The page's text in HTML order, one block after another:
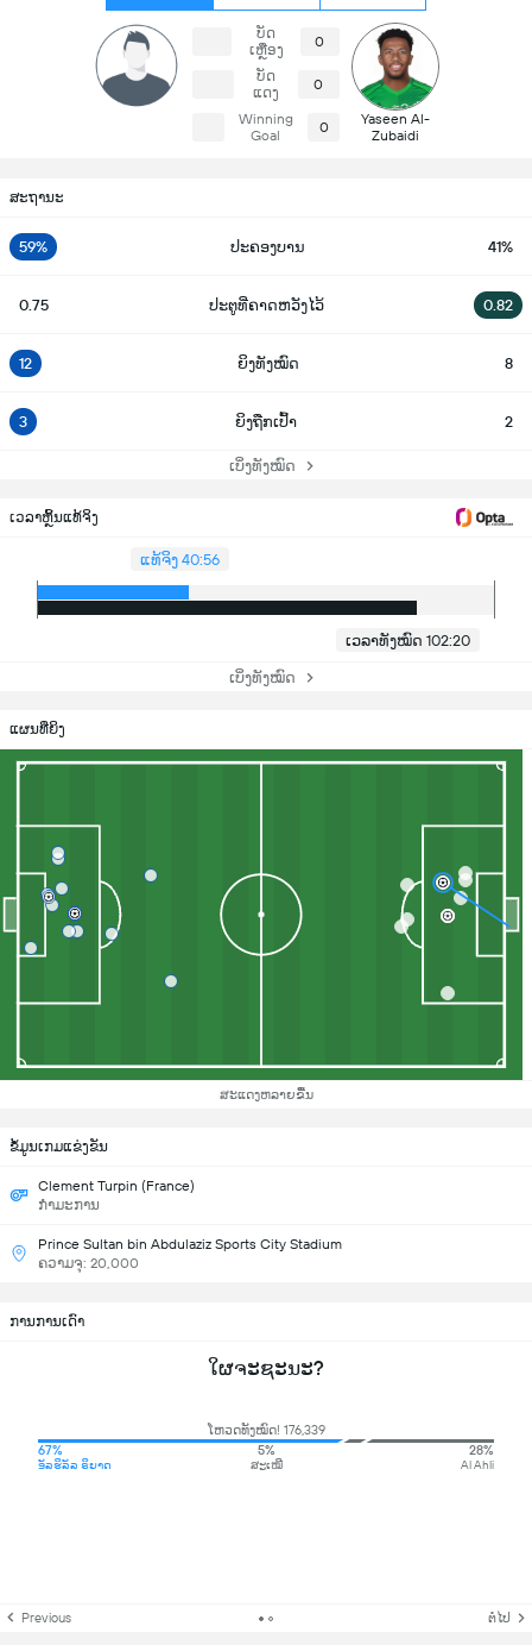
ບັດ
ເຫຼືອງ
0
ບັດ
ແດງ
0
Winning
Goal
0
Yaseen Al-
Zubaidi
ສະຖານະ
59% ປະຄອງບານ 41%
0.75 ປະຕູທີ່ຄາດຫວັງໄວ້ 0.82
12 ຍິງທັງໝົດ 8
3 ຍິງຖືກເປົ້າ 2
ເບິ່ງທັງໝົດ
ເວລາຫຼິ້ນແທ້ຈິງ
ແທ້ຈິງ 40:56
ເວລາທັງໝົດ 102:20
ເບິ່ງທັງໝົດ
ແຜນທີ່ຍິງ
ສະແດງຫລາຍຂື້ນ
ຂ້ໍມູນເກມແຂ່ງຂັນ
Clement Turpin (France)
ກຳມະການ
Prince Sultan bin Abdulaziz Sports City Stadium
ຄວາມຈຸ: 20,000
ການການເດົາ
ໃຜຈະຊະນະ?
ໂຫວດທັງໝົດ! 176,339
67%
ອັລຮິລັລ ຣິຍາດ
5%
ສະເໝີ
28%
Al Ahli
Previous ຕໍ່ໄປ